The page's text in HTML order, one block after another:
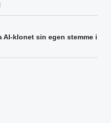
AI-klonet sin egen stemme i